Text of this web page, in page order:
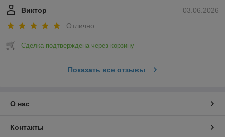
03.06.2026
Виктор
Отлично
Сделка подтверждена через корзину
Показать все отзывы
О нас
Контакты